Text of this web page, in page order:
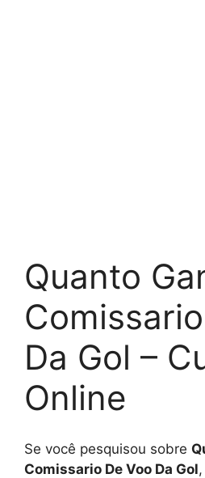
Quanto
Da Gol –
Online
Se você pesquisou sobre
Comissario De Voo Da Gol